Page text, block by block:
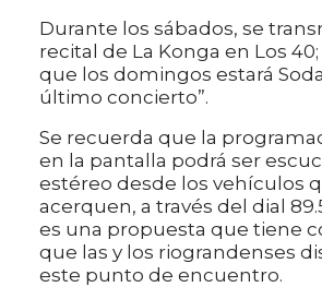
Durante los sábados, se
recital de La Konga en Los
que los domingos estará
último concierto”.
Se recuerda que la
en la pantalla podrá ser
estéreo desde los vehículos
acerquen, a través del dial
es una propuesta que tiene
que las y los riograndenses
este punto de encuentro.